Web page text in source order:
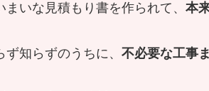
まいな見積もり書を作られて、 本
ず知らずのうちに、 不必要な工事